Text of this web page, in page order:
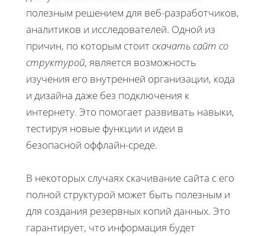
полезным решением для веб-разработчиков,
аналитиков и исследователей. Одной из
причин, по которым стоитскачать сайт со
структурой, является возможность
изучения его внутренней организации, кода
и дизайна даже без подключения к
интернету. Это помогает развивать навыки,
тестируя новые функции и идеи в
безопасной оффлайн-среде.
В некоторых случаях скачивание сайта с его
полной структурой может быть полезным и
для создания резервных копий данных. Это
гарантирует, что информация будет